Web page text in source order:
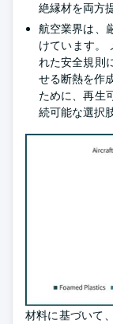
絶縁材を両方
航空業界は、
けています。
れた安全規則
せる断熱を作
ために、再生
続可能な選択
材料に基づいて